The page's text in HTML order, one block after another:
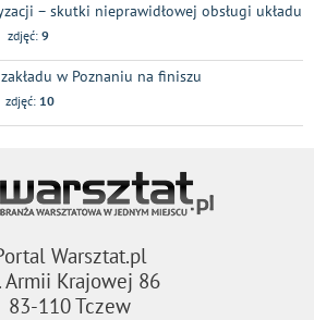
– skutki nieprawidłowej obsługi układu
zdjęć: 9
w Poznaniu na finiszu
zdjęć: 10
Warsztat.pl
Armii Krajowej 86
83-110 Tczew